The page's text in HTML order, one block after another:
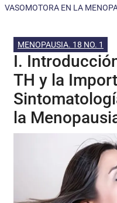
VASOMOTORA EN LA
MENOPAUSIA. 18 NO. 1
I.
TH y la
la